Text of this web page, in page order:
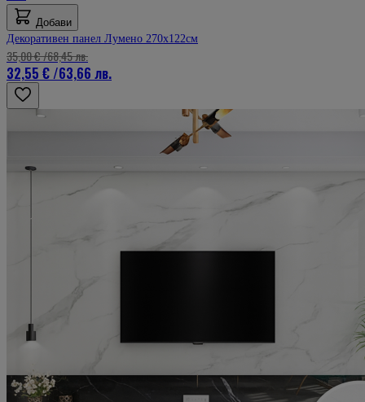
Добави
Декоративен панел Лумено 270х122см
32,55 €/63,66 лв.
35,00 €/68,45 лв.